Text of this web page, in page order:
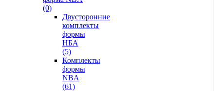
(0)
Двусторонние
комплекты
формы
НБА
(5)
Комплекты
формы
NBA
(61)